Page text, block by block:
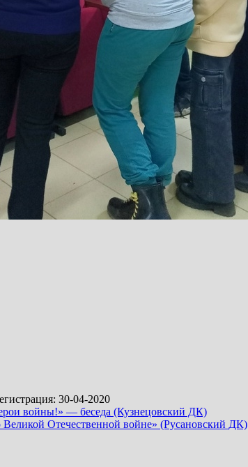
30-04-2020
войны!» — беседа (Кузнецовский ДК)
Отечественной войне» (Русановский ДК)